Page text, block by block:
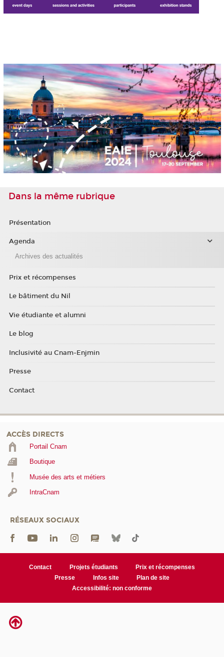
Dans la même rubrique
Présentation
Agenda
Archives des actualités
Prix et récompenses
Le bâtiment du Nil
Vie étudiante et alumni
Le blog
Inclusivité au Cnam-Enjmin
Presse
Contact
ACCÈS DIRECTS
Portail Cnam
Boutique
Musée des arts et métiers
IntraCnam
RÉSEAUX SOCIAUX
Contact Projets étudiants
Prix et récompenses
Presse
Infos site
Plan de site
Accessibilité: non conforme